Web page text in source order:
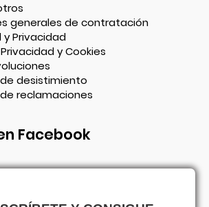
generales de contratación
y Privacidad
y Cookies
desistimiento
reclamaciones
Facebook